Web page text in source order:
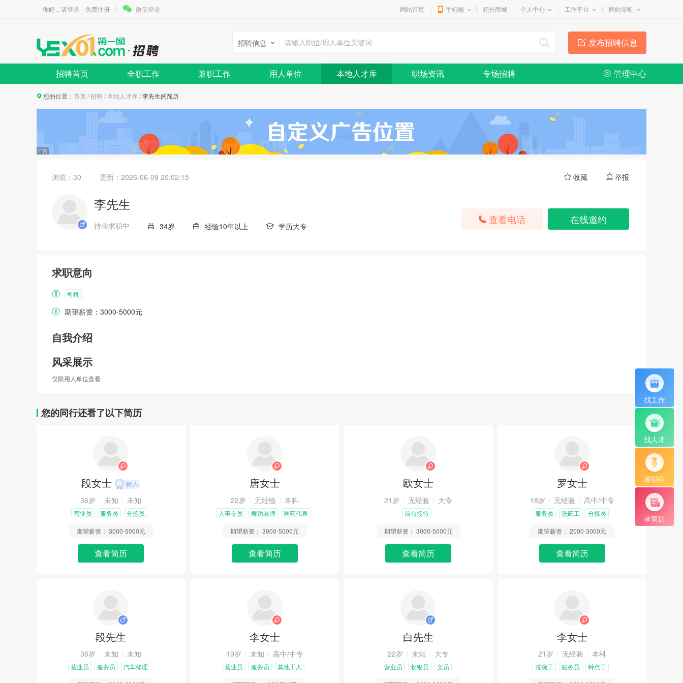
你好， 请登录 免费注册 微信登录 网站首页 手机端 积分商城 个人中心 工作平台 网站导航
发布招聘信息
招聘信息
招聘首页 全职工作 兼职工作 用人单位 本地人才库 职场资讯 专场招聘 管理中心
找工作
找人才
发职位
录简历
您的位置： 首页/招聘/本地人才库/李先生的简历
收藏 举报
浏览：30 更新： 2026-06-09 20:02:15
查看电话 在线邀约
李先生
待业求职中 34岁 经验10年以上 学历大专
求职意向
司机
期望薪资：3000-5000元
自我介绍
风采展示
仅限用人单位查看
您的同行还看了以下简历
段女士
36岁 未知 未知
营业员 服务员 分拣员
期望薪资： 3000-5000元
查看简历
唐女士
22岁 无经验 本科
人事专员 舞蹈老师 医药代表
期望薪资：3000-5000元
查看简历
欧女士
21岁 无经验 大专
前台接待
期望薪资： 3000-5000元
查看简历
罗女士
18岁 无经验 高中/中专
服务员 洗碗工 分拣员
期望薪资：2000-3000元
查看简历
段先生
36岁 未知 未知
营业员 服务员 汽车修理
李女士
19岁 未知 高中/中专
营业员 服务员 其他工人
白先生
22岁 未知 大专
营业员 收银员 文员
李女士
21岁 无经验 本科
洗碗工 服务员 钟点工